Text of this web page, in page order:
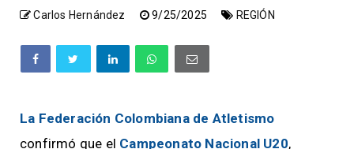
Carlos Hernández 9/25/2025 REGIÓN
La Federación Colombiana de Atletismo
confirmó que el Campeonato Nacional U20,